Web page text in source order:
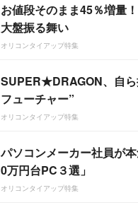
お値段そのまま45％増量
大盤振る舞い
オリコンタイアップ特集
SUPER★DRAGON、自ら
フューチャー”
オリコンタイアップ特集
パソコンメーカー社員が
0万円台PC３選」
オリコンタイアップ特集